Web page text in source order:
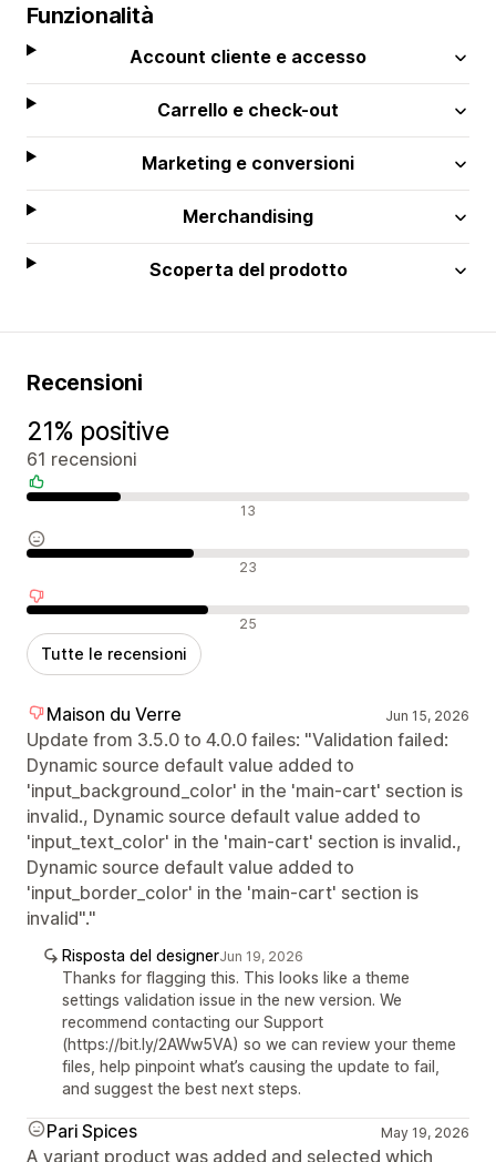
Funzionalità
Account cliente e accesso
Carrello e check-out
Marketing e conversioni
Merchandising
Scoperta del prodotto
Recensioni
21% positive
61 recensioni
Recensioni positive 13
Recensioni neutrali 23
Recensioni negative 25
Tutte le recensioni
Maison du Verre Jun 15, 2026
Update from 3.5.0 to 4.0.0 failes: "Validation failed:
Dynamic source default value added to
'input_background_color' in the 'main-cart' section is
invalid., Dynamic source default value added to
'input_text_color' in the 'main-cart' section is invalid.,
Dynamic source default value added to
'input_border_color' in the 'main-cart' section is
invalid"."
Risposta del designerJun 19, 2026
Thanks for flagging this. This looks like a theme
settings validation issue in the new version. We
recommend contacting our Support
(https://bit.ly/2AWw5VA) so we can review your theme
files, help pinpoint what’s causing the update to fail,
and suggest the best next steps.
Pari Spices May 19, 2026
A variant product was added and selected which